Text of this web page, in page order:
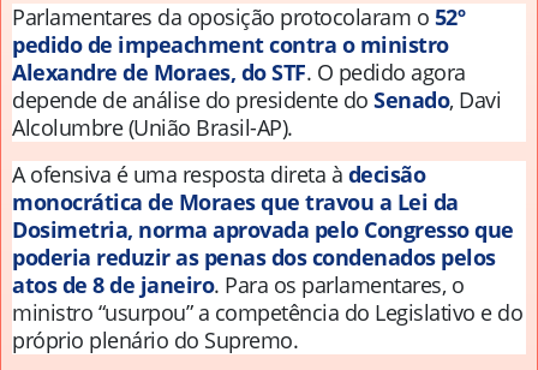
Parlamentares da oposição protocolaram o 52º
pedido de impeachment contra o ministro
Alexandre de Moraes, do STF. O pedido agora
depende de análise do presidente do Senado, Davi
Alcolumbre (União Brasil-AP).
A ofensiva é uma resposta direta à decisão
monocrática de Moraes que travou a Lei da
Dosimetria, norma aprovada pelo Congresso que
poderia reduzir as penas dos condenados pelos
atos de 8 de janeiro. Para os parlamentares, o
ministro “usurpou” a competência do Legislativo e do
próprio plenário do Supremo.